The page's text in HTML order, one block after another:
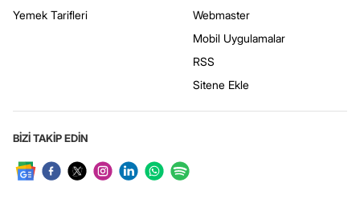
Yemek Tarifleri
Webmaster
Mobil Uygulamalar
RSS
Sitene Ekle
BİZİ TAKİP EDİN